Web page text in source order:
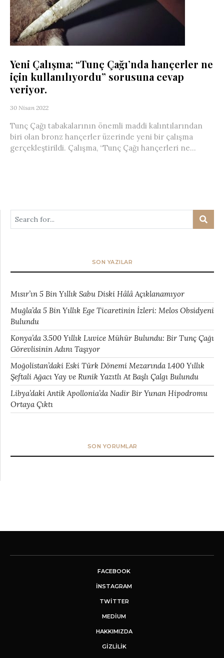
Yeni Çalışma; “Tunç Çağı’nda hançerler ne
için kullanılıyordu” sorusuna cevap
veriyor.
30 Nisan 2022
Tunç Çağı tabakalarının önemli maddi kalıntılarından
biri olan bronz hançerler üzerinde yeni bir çalışma
gerçekleştirildi. Çalışma, “Tunç Çağı hançerleri ne...
SON YAZILAR
Mısır’ın 5 Bin Yıllık Sabu Diski Hâlâ Açıklanamıyor
Muğla’da 5 Bin Yıllık Ege Ticaretinin İzleri: Melos Obsidyeni
Bulundu
Konya’da 3.500 Yıllık Luvice Mühür Bulundu: Bir Tunç Çağı
Görevlisinin Adını Taşıyor
Moğolistan’daki Eski Türk Dönemi Mezarında 1.400 Yıllık
Şeftali Ağacı Yay ve Runik Yazıtlı At Başlı Çalgı Bulundu
Libya’daki Antik Apollonia’da Nadir Bir Yunan Hipodromu
Ortaya Çıktı
SON YORUMLAR
FACEBOOK
INSTAGRAM
TWITTER
MEDIUM
HAKKIMIZDA
GİZLİLİK